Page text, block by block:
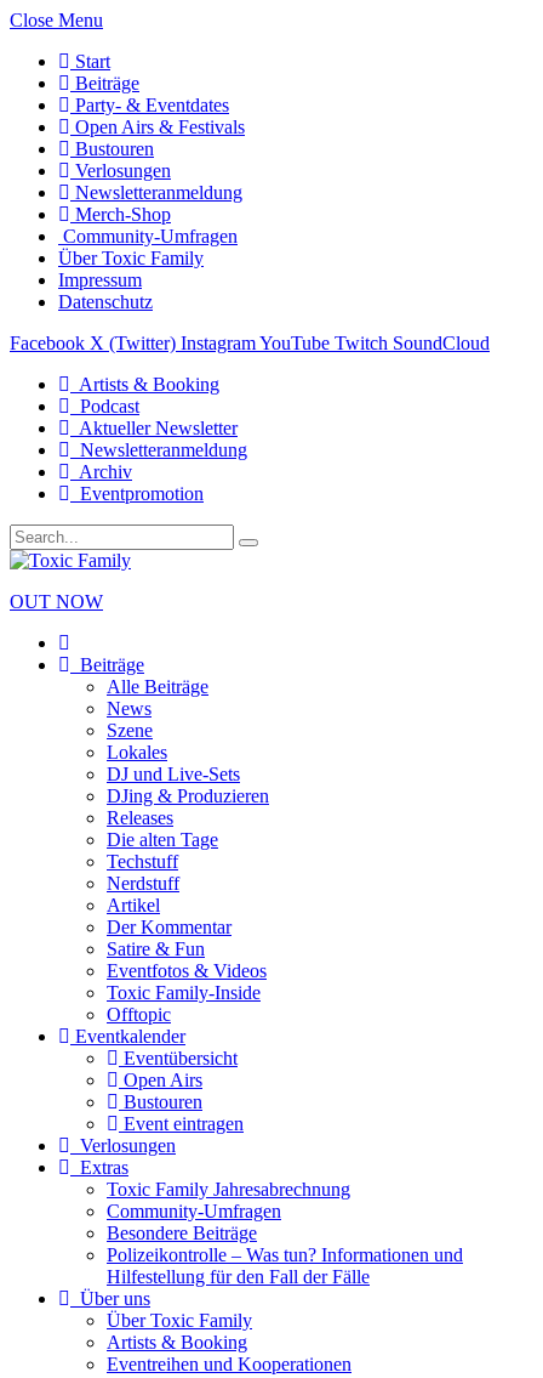
Close Menu
Start
Beiträge
Party- & Eventdates
Open Airs & Festivals
Bustouren
Verlosungen
Newsletteranmeldung
Merch-Shop
Community-Umfragen
Über Toxic Family
Impressum
Datenschutz
Facebook X (Twitter) InstagramYouTube Twitch SoundCloud
Artists & Booking
Podcast
Aktueller Newsletter
Newsletteranmeldung
Archiv
Eventpromotion
OUT NOW
Beiträge
Alle Beiträge
News
Szene
Lokales
DJ und Live-Sets
DJing & Produzieren
Releases
Die alten Tage
Techstuff
Nerdstuff
Artikel
Der Kommentar
Satire & Fun
Eventfotos & Videos
Toxic Family-Inside
Offtopic
Eventkalender
Eventübersicht
Open Airs
Bustouren
Event eintragen
Verlosungen
Extras
Toxic Family Jahresabrechnung
Community-Umfragen
Besondere Beiträge
Polizeikontrolle – Was tun? Informationen und
Hilfestellung für den Fall der Fälle
Über uns
Über Toxic Family
Artists & Booking
Eventreihen und Kooperationen